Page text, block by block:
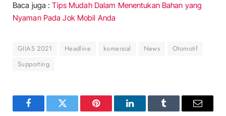
Baca juga :Tips Mudah Dalam Menentukan Bahan yang
Nyaman Pada Jok Mobil Anda
GIIAS 2021 Headline komersial News
Otomotif
Supporting
FacebookTwitter Pinterest LinkedInTumblr Email